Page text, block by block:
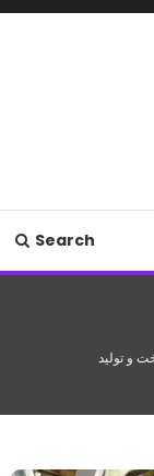
Search
و تولید